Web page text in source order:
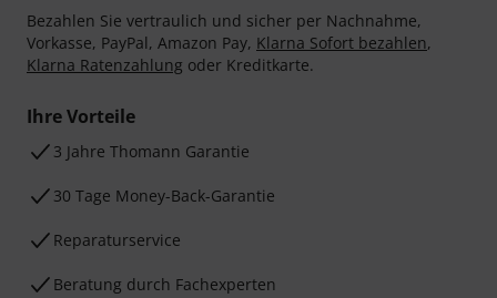
Bezahlen Sie vertraulich und sicher per Nachnahme,
Vorkasse, PayPal, Amazon Pay, Klarna Sofort bezahlen,
Klarna Ratenzahlung oder Kreditkarte.
Ihre Vorteile
3 Jahre Thomann Garantie
30 Tage Money-Back-Garantie
Reparaturservice
Beratung durch Fachexperten